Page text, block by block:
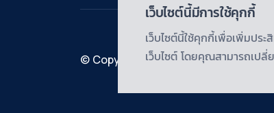
บริการรับแปลภาษา
รัสเซีย ราคาเริ่มต้น
150฿
© Copyright@2024 | Pasa24 Ltd.,
เว็บไซต์นี้มีการใช้คุกกี้
เว็บไซต์นี้ใช้คุกกี้เพื่อเพิ่มปร
เว็บไซต์ โดยคุณสามารถเป